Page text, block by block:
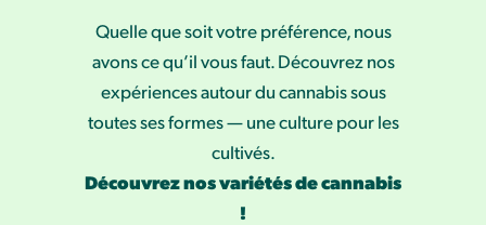
Quelle que soit votre préférence, nous
avons ce qu’il vous faut. Découvrez nos
expériences autour du cannabis sous
toutes ses formes — une culture pour les
cultivés.
Découvrez nos variétés de cannabis
!